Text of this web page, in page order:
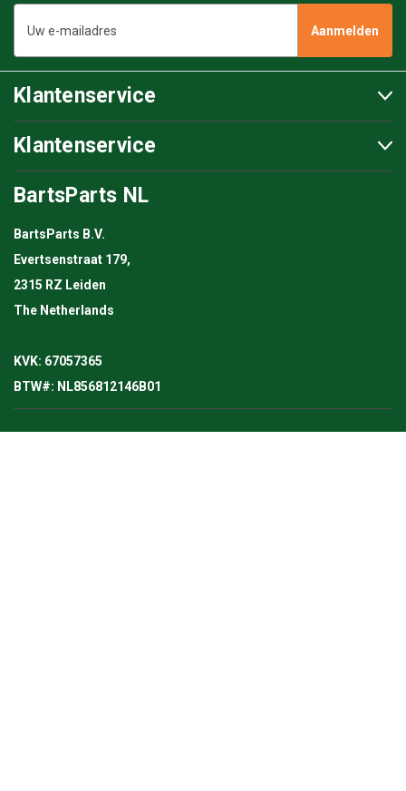
mailadres
Klantenservice
Klantenservice
BartsParts NL
BartsParts B.V.
Evertsenstraat 179,
2315 RZ Leiden
The Netherlands
KVK: 67057365
BTW#: NL856812146B01